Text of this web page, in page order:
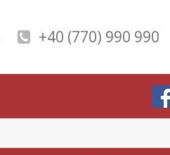
+40 (770) 990 990